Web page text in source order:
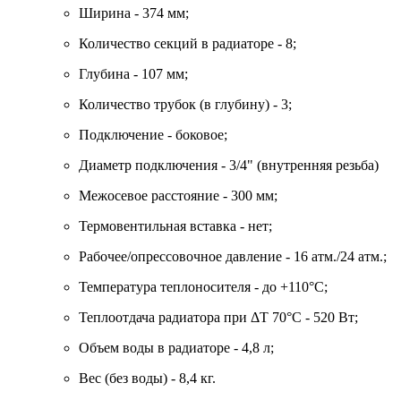
Ширина - 374 мм;
Количество секций в радиаторе - 8;
Глубина - 107 мм;
Количество трубок (в глубину) - 3;
Подключение - боковое;
Диаметр подключения - 3/4" (внутренняя резьба)
Межосевое расстояние - 300 мм;
Термовентильная вставка - нет;
Рабочее/опрессовочное давление - 16 атм./24 атм.;
Температура теплоносителя - до +110°C;
Теплоотдача радиатора при ΔT 70°C - 520 Вт;
Объем воды в радиаторе - 4,8 л;
Вес (без воды) - 8,4 кг.